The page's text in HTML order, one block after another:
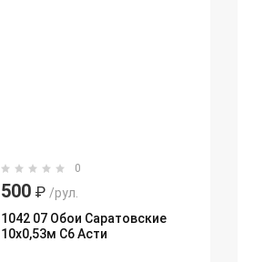
0
500 ₽ /рул.
1042 07 Обои Саратовские
10х0,53м С6 Асти